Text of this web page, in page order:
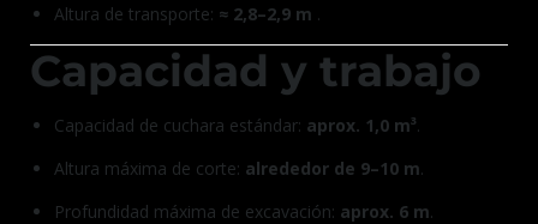
Altura de transporte: ≈ 2,8–2,9 m .
Capacidad y trabajo
Capacidad de cuchara estándar: aprox. 1,0 m³.
Altura máxima de corte: alrededor de 9–10 m.
Profundidad máxima de excavación: aprox. 6 m.